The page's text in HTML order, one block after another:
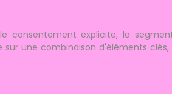
consentement explicite, la
une combinaison d'éléments clés,